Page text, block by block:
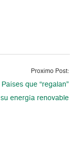
Proximo Post:
Países que “regalan”
su energía renovable